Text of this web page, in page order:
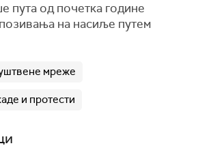
пута од почетка године
на насиље путем
мреже
и протести